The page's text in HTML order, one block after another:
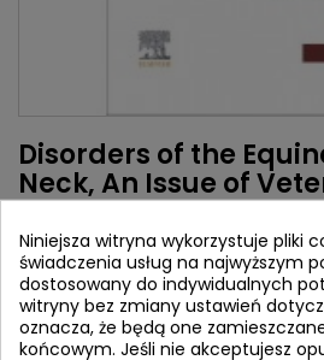
Disorders of the
Neck, An Issue of
of North America:
Autorzy:
Yvette Nout-Lomas
Wydawca: Elsevier
ISBN:9780443416620
Niniejsza witryna wykorzystuje pliki
świadczenia usług na najwyższym
dostosowany do indywidualnych
witryny bez zmiany ustawień
oznacza, że będą one
końcowym. Jeśli nie akceptujesz